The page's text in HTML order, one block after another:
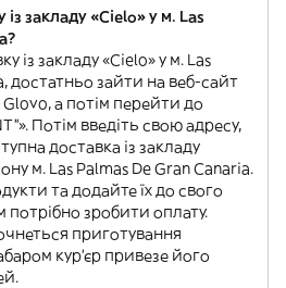
закладу «Cielo» у м. Las
із закладу «Cielo» у м. Las
достатньо зайти на веб-сайт
а потім перейти до
Потім введіть свою адресу,
доставка із закладу
м. Las Palmas De Gran Canaria.
та додайте їх до свого
потрібно зробити оплату.
приготування
кур'єр привезе його